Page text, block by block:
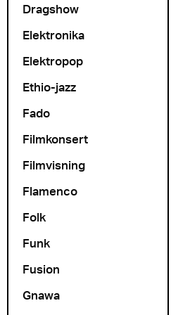
Dragshow
Elektronika
Elektropop
Ethio-jazz
Fado
Filmkonsert
Filmvisning
Flamenco
Folk
Funk
Fusion
Gnawa